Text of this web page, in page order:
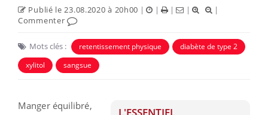
Publié le 23.08.2020 à 20h00 | | | |
|
Commenter
Mots clés : retentissement physique
diabète de type 2
xylitol
sangsue
Manger équilibré,